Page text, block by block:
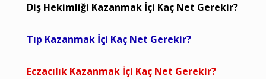
Diş Hekimliği Kazanmak İçi Kaç Net Gerekir?
Tıp Kazanmak İçi Kaç Net Gerekir?
Eczacılık Kazanmak İçi Kaç Net Gerekir?